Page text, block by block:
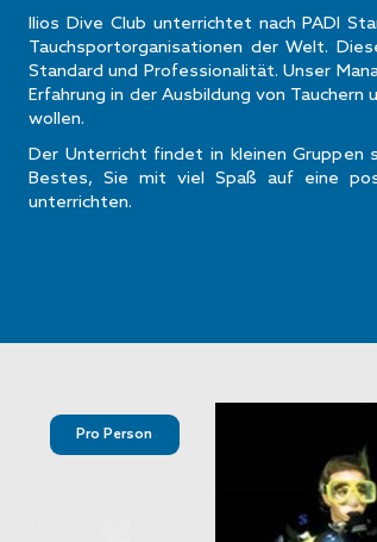
Ilios Dive Club unterrichtet nach PADI
Tauchsportorganisationen der Welt.
Standard und Professionalität. Unser
Erfahrung in der Ausbildung von Tauchern
wollen.
Der Unterricht findet in kleinen
Bestes, Sie mit viel Spaß auf eine
unterrichten.
Pro Person